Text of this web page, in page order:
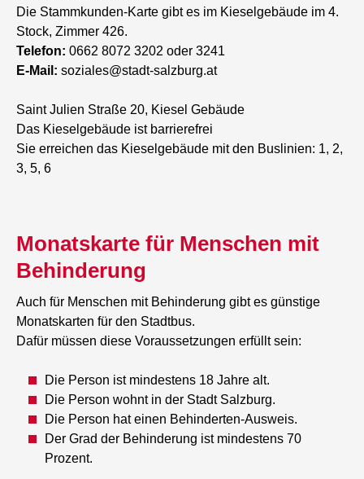
Die Stammkunden-Karte gibt es im Kieselgebäude im 4.
Stock, Zimmer 426.
Telefon: 0662 8072 3202 oder 3241
E-Mail: soziales@stadt-salzburg.at
Saint Julien Straße 20, Kiesel Gebäude
Das Kieselgebäude ist barrierefrei
Sie erreichen das Kieselgebäude mit den Buslinien: 1, 2,
3, 5, 6
​​​​​​​Monatskarte für Menschen mit
Behinderung
Auch für Menschen mit Behinderung gibt es günstige
Monatskarten für den Stadtbus.
Dafür müssen diese Voraussetzungen erfüllt sein:
Die Person ist mindestens 18 Jahre alt.
Die Person wohnt in der Stadt Salzburg.
Die Person hat einen Behinderten-Ausweis.
Der Grad der Behinderung ist mindestens 70
Prozent.